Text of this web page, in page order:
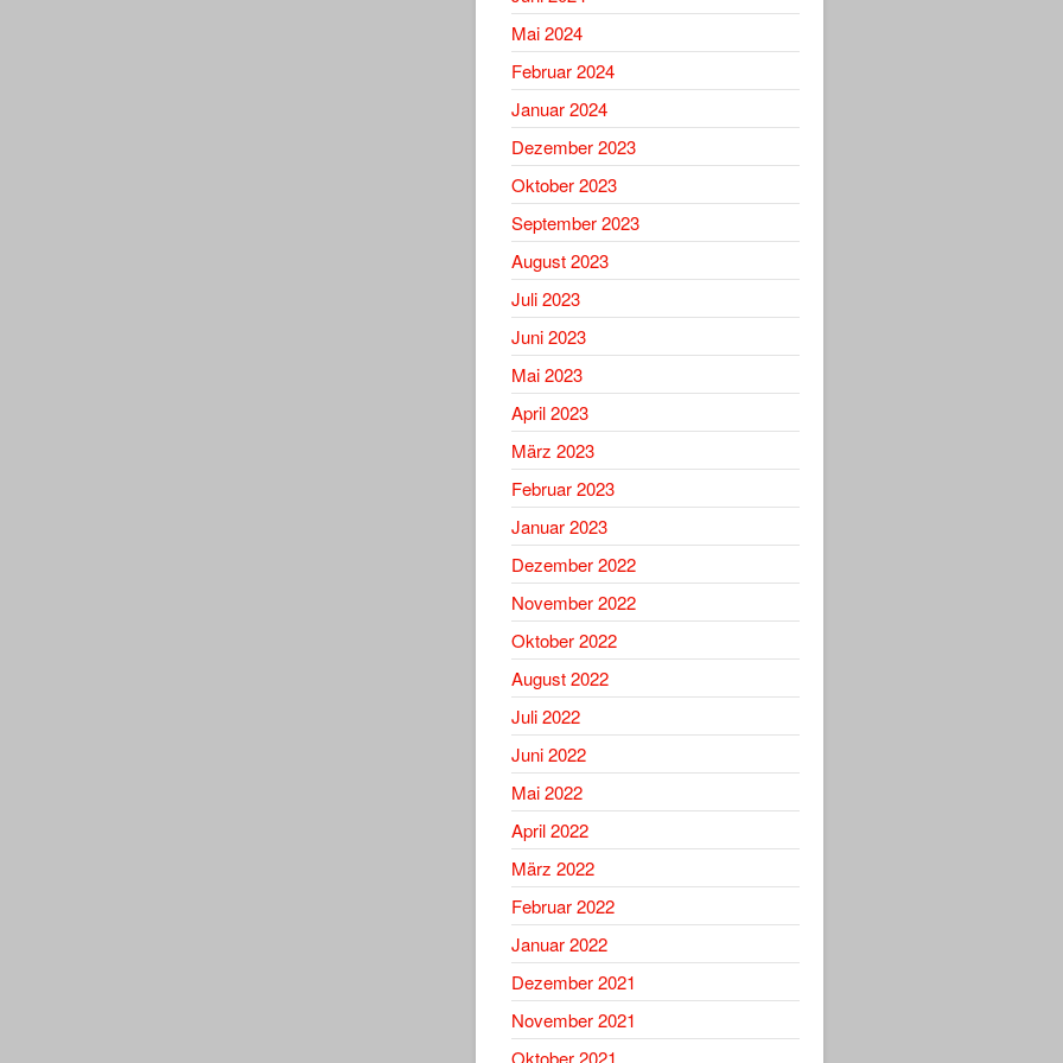
Mai 2024
Februar 2024
Januar 2024
Dezember 2023
Oktober 2023
September 2023
August 2023
Juli 2023
Juni 2023
Mai 2023
April 2023
März 2023
Februar 2023
Januar 2023
Dezember 2022
November 2022
Oktober 2022
August 2022
Juli 2022
Juni 2022
Mai 2022
April 2022
März 2022
Februar 2022
Januar 2022
Dezember 2021
November 2021
Oktober 2021